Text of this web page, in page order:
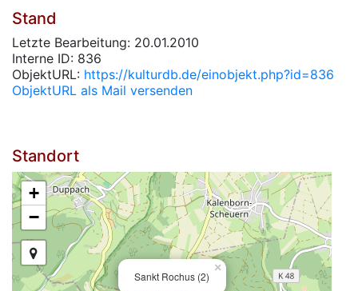
Stand
Letzte Bearbeitung: 20.01.2010
Interne ID: 836
ObjektURL: https://kulturdb.de/einobjekt.php?id=836
ObjektURL als Mail versenden
Standort
Sankt Rochus (2)
×
+
−